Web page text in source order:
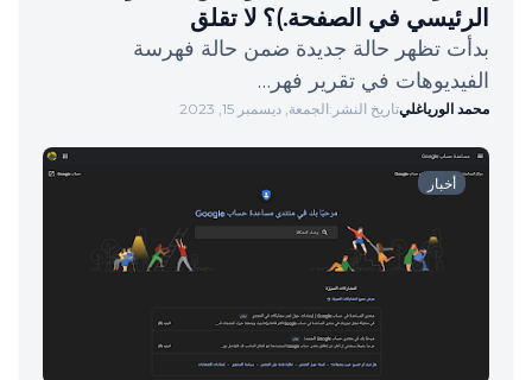
الرئيسي في الصفحة.)؟ لا تقلق
بدأت تظهر حالة جديدة ضمن حالة فهرسة
الفيديوهات في تقرير فهر…
محمد الورياغليتاريخ النشر:الجمعة, ديسمبر 15, 2023
أخبار